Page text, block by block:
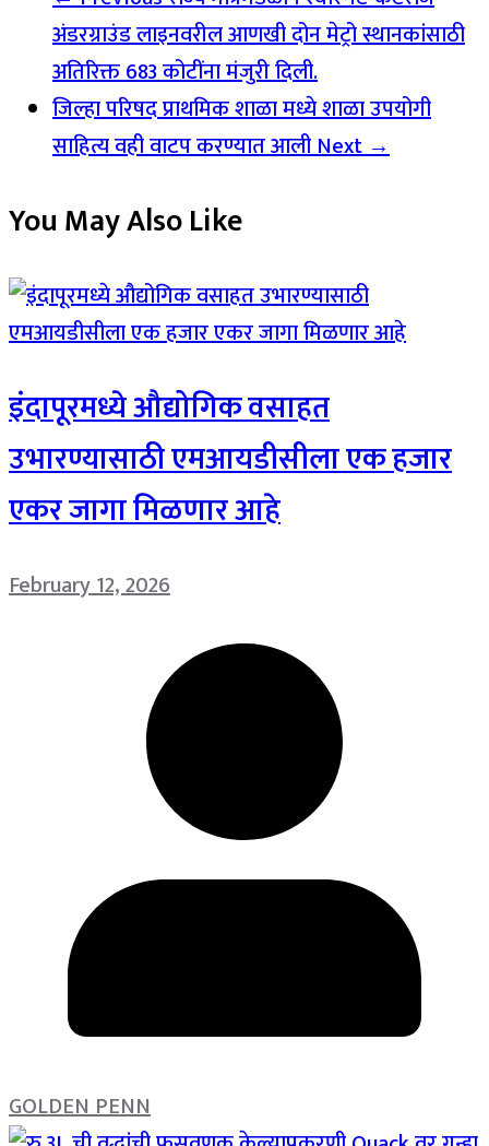
अंडरग्राउंड लाइनवरील आणखी दोन मेट्रो स्थानकांसाठी
अतिरिक्त 683 कोटींना मंजुरी दिली.
जिल्हा परिषद प्राथमिक शाळा मध्ये शाळा उपयोगी
साहित्य वही वाटप करण्यात आलीNext →
You May Also Like
इंदापूरमध्ये औद्योगिक वसाहत
उभारण्यासाठी एमआयडीसीला एक हजार
एकर जागा मिळणार आहे
February 12, 2026
GOLDEN PENN